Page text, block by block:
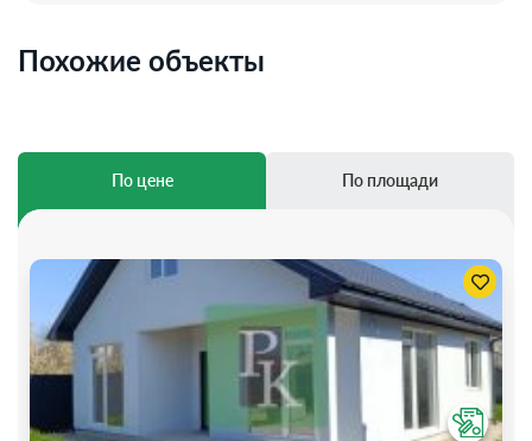
Похожие объекты
По цене По площади